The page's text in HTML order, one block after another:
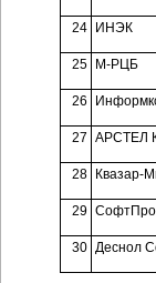
24 ИНЭК
25 М-РЦБ
26
27 АРСТЕЛ
28 Квазар-
29
30 Деснол